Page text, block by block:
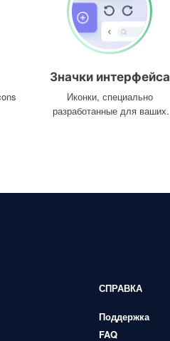
Значки интерфейса
Иконки, специально
разработанные для ваших
СПРАВКА
Поддержка
FAQ